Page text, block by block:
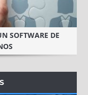
SOFTWARE DE